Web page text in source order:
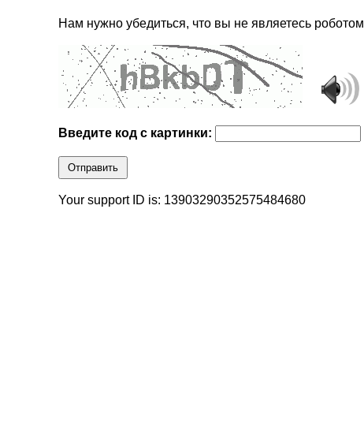
Нам нужно убедиться, что вы не являетесь роботом
Введите код с картинки:
Отправить
Your support ID is: 13903290352575484680